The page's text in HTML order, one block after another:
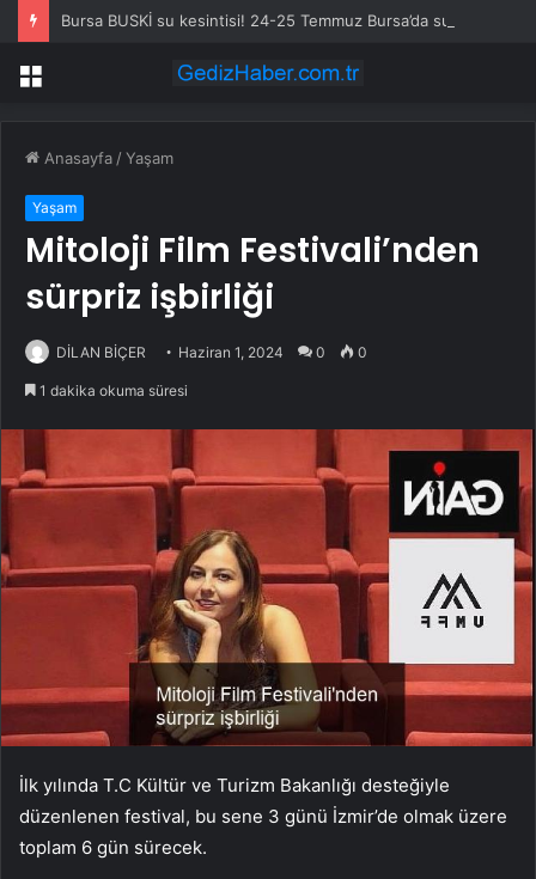
Menü
Anasayfa /Yaşam
Yaşam
Mitoloji Film Festivali’nden
sürpriz işbirliği
DİLAN BİÇER Haziran 1, 2024 0 0
1 dakika okuma süresi
İlk yılında T.C Kültür ve Turizm Bakanlığı desteğiyle
düzenlenen festival, bu sene 3 günü İzmir’de olmak üzere
toplam 6 gün sürecek.